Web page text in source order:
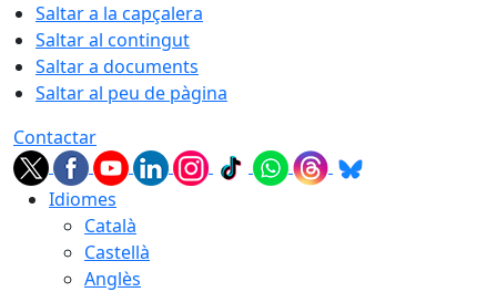
Saltar a la capçalera
Saltar al contingut
Saltar a documents
Saltar al peu de pàgina
Contactar
Idiomes
Català
Castellà
Anglès